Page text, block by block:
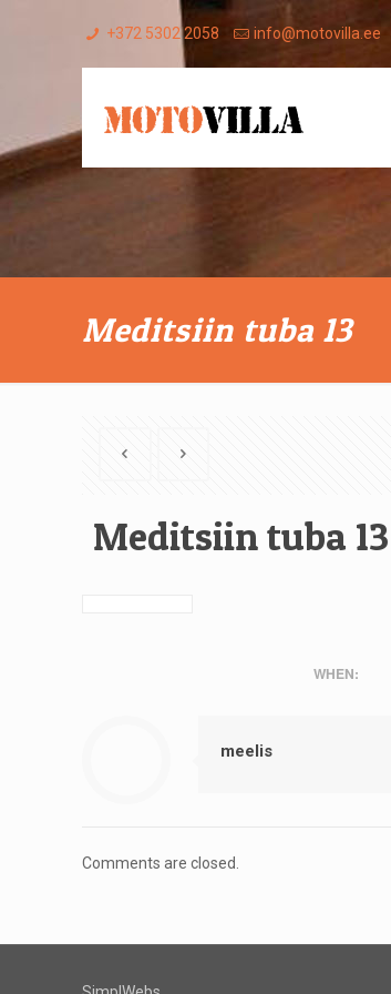
+372 5302 2058 info@motovilla.ee
Meditsiin tuba 13
Meditsiin tuba 13
WHEN:
meelis
Comments are closed.